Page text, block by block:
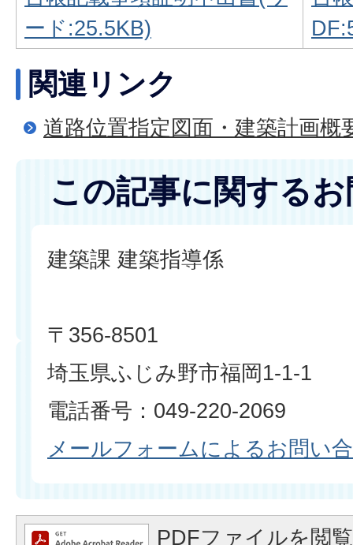
ード:25.5KB)
関連リンク
道路位置指定図面・建築計画概
この記事に関する
建築課 建築指導係
〒356-8501
埼玉県ふじみ野市福岡1-1-1
電話番号：049-220-2069
メールフォームによるお問い
PDFファイルを閲